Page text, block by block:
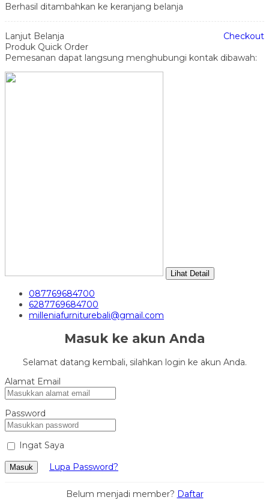
Berhasil ditambahkan ke keranjang belanja
Lanjut Belanja
Checkout
Produk Quick Order
Pemesanan dapat langsung menghubungi kontak dibawah:
Lihat Detail
087769684700
6287769684700
milleniafurniturebali@gmail.com
Masuk ke akun Anda
Selamat datang kembali, silahkan login ke akun Anda.
Alamat Email
Password
Ingat Saya
Masuk Lupa Password?
Belum menjadi member? Daftar